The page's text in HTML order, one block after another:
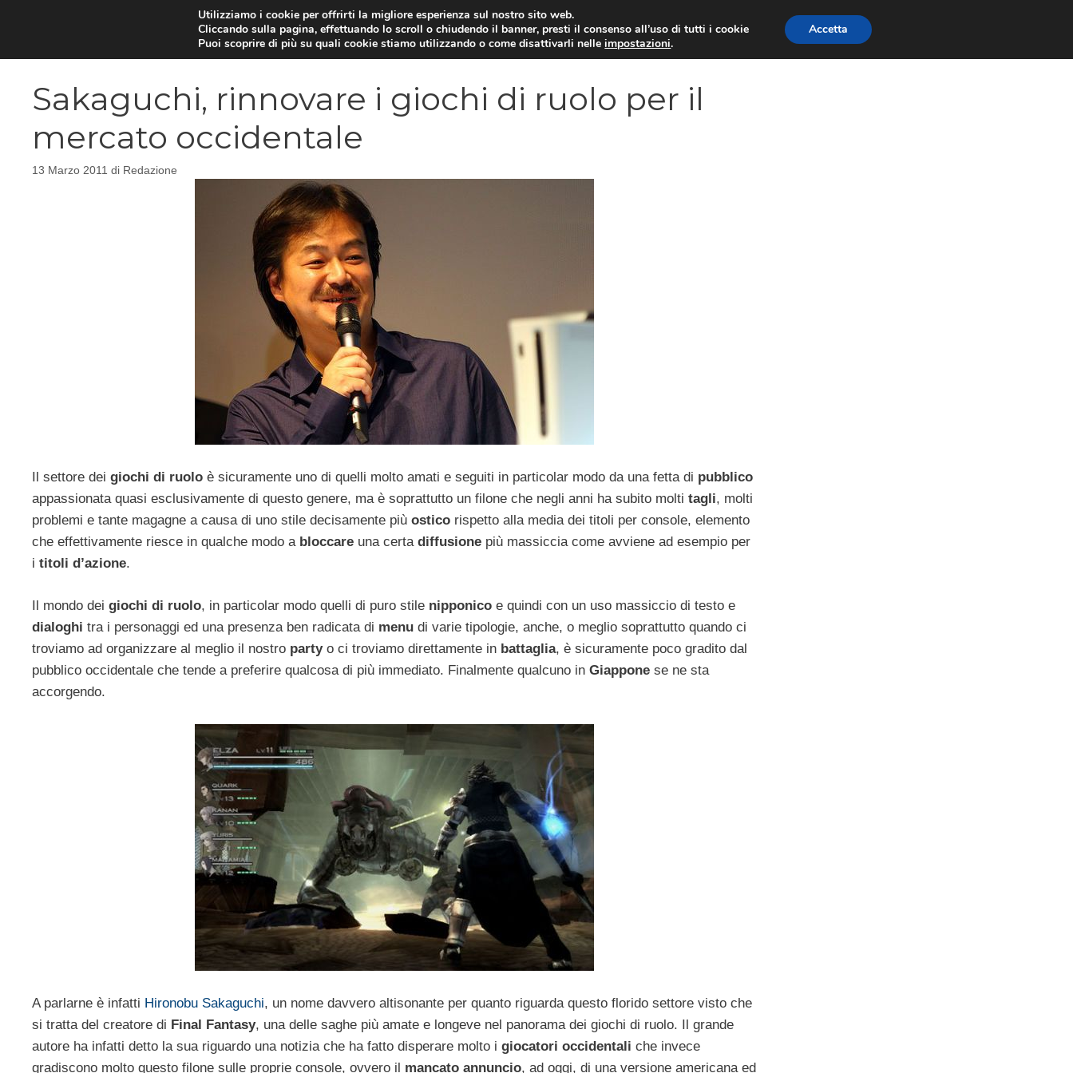
VIDEOGIOCHI NEWS RECENSIONI TRAILER GIOCHI
Sakaguchi, rinnovare i giochi di ruolo per il
mercato occidentale
13 Marzo 2011 di Redazione
Il settore dei giochi di ruolo è sicuramente uno di quelli molto amati e seguiti in particolar modo da una fetta di pubblico
appassionata quasi esclusivamente di questo genere, ma è soprattutto un filone che negli anni ha subito molti tagli, molti
problemi e tante magagne a causa di uno stile decisamente più ostico rispetto alla media dei titoli per console, elemento
che effettivamente riesce in qualche modo a bloccare una certa diffusione più massiccia come avviene ad esempio per
i titoli d’azione.
Il mondo dei giochi di ruolo, in particolar modo quelli di puro stile nipponico e quindi con un uso massiccio di testo e
dialoghi tra i personaggi ed una presenza ben radicata di menu di varie tipologie, anche, o meglio soprattutto quando ci
troviamo ad organizzare al meglio il nostro party o ci troviamo direttamente in battaglia, è sicuramente poco gradito dal
pubblico occidentale che tende a preferire qualcosa di più immediato. Finalmente qualcuno in Giappone se ne sta
accorgendo.
A parlarne è infatti Hironobu Sakaguchi, un nome davvero altisonante per quanto riguarda questo florido settore visto che
si tratta del creatore di Final Fantasy, una delle saghe più amate e longeve nel panorama dei giochi di ruolo. Il grande
autore ha infatti detto la sua riguardo una notizia che ha fatto disperare molto i giocatori occidentali che invece
gradiscono molto questo filone sulle proprie console, ovvero il mancato annuncio, ad oggi, di una versione americana ed
Utilizziamo i cookie per offrirti la migliore esperienza sul nostro sito web.
Cliccando sulla pagina, effettuando lo scroll o chiudendo il banner, presti il consenso all’uso di tutti i cookie
Puoi scoprire di più su quali cookie stiamo utilizzando o come disattivarli nelleimpostazioni.
Accetta